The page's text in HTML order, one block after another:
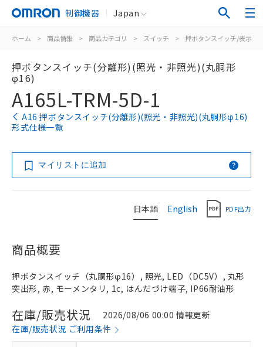
制御機器 Japan
ホーム > 商品情報 > 商品カテゴリ > スイッチ > 押ボタンスイッチ/表示灯
押ボタンスイッチ(分離形)(照光・非照光)(丸胴形
φ16)
A165L-TRM-5D-1
A16 押ボタンスイッチ(分離形)(照光・非照光)(丸胴形φ16)
形式仕様一覧
マイリストに追加
日本語 English PDF出力
商品概要
押ボタンスイッチ（丸胴形φ16）, 照光, LED（DC5V）, 丸形
突出形, 赤, モーメンタリ, 1c, はんだづけ端子, IP66耐油形
在庫/販売状況
2026/08/06 00:00 情報更新
在庫/販売状況 ご利用条件